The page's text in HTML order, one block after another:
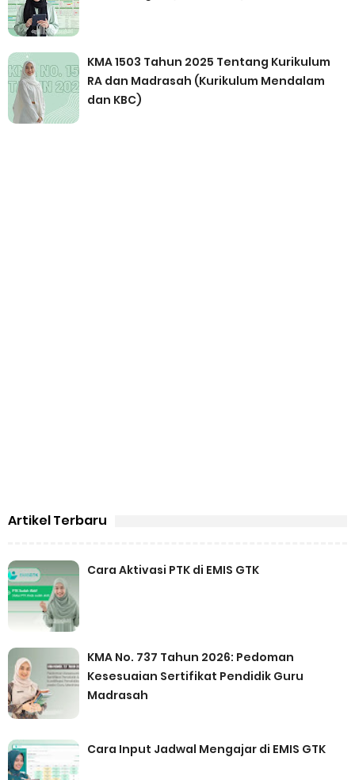
KMA 1503 Tahun 2025 Tentang Kurikulum
RA dan Madrasah (Kurikulum Mendalam
dan KBC)
Artikel Terbaru
Cara Aktivasi PTK di EMIS GTK
KMA No. 737 Tahun 2026: Pedoman
Kesesuaian Sertifikat Pendidik Guru
Madrasah
Cara Input Jadwal Mengajar di EMIS GTK